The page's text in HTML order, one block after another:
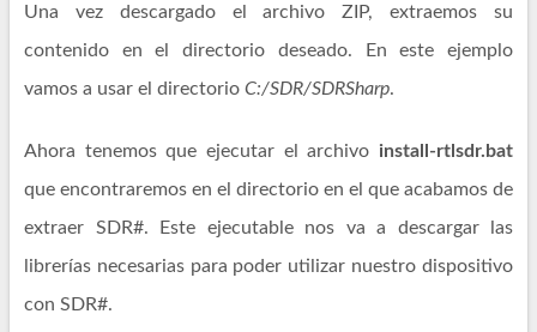
Una vez descargado el archivo ZIP, extraemos su
contenido en el directorio deseado. En este ejemplo
vamos a usar el directorio C:/SDR/SDRSharp.
Ahora tenemos que ejecutar el archivo install-rtlsdr.bat
que encontraremos en el directorio en el que acabamos de
extraer SDR#. Este ejecutable nos va a descargar las
librerías necesarias para poder utilizar nuestro dispositivo
con SDR#.